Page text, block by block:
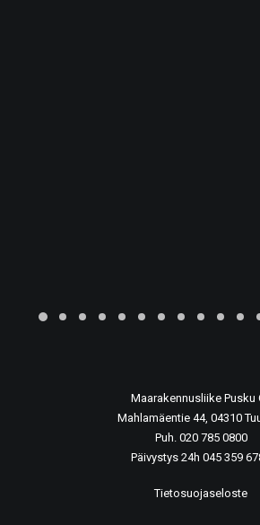
Maarakennusliike Pusku
Mahlamäentie 44, 04310
Puh. 020 785 0800
Päivystys 24h 045 359
Tietosuojaseloste